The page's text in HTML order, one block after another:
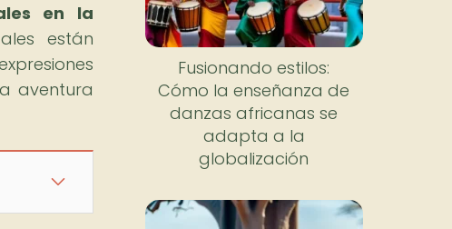
en la
están
aventura
Fusionando estilos:
Cómo la enseñanza de
danzas africanas se
adapta a la
globalización